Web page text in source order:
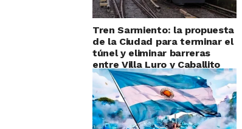
Tren Sarmiento: la propuesta
de la Ciudad para terminar el
túnel y eliminar barreras
entre Villa Luro y Caballito